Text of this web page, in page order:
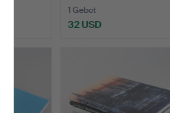
1 Gebot
32 USD